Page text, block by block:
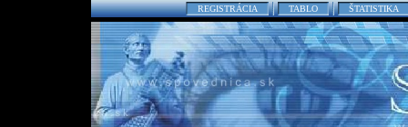
REGISTRÁCIA TABLO ŠTATISTIKA